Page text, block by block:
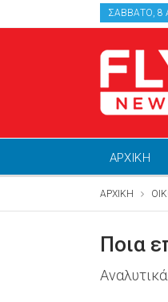
ΣΆΒΒΑΤΟ, 8
ΑΡΧΙΚΗ
ΑΡΧΙΚΗ
Ποια